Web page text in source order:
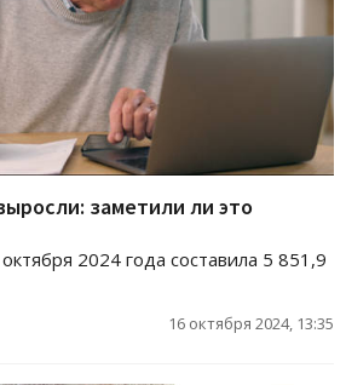
заметили ли это
2024 года составила 5 851,9
16 октября 2024, 13:35